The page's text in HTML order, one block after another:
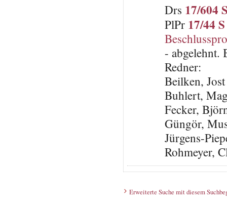
Drs 17/604
PlPr 17/44 S
- abgelehnt.
Redner:
Beilken,
Buhlert,
Fecker,
Güngör,
Jürgens-
Rohmeyer,
Erweiterte Suche mit diesem